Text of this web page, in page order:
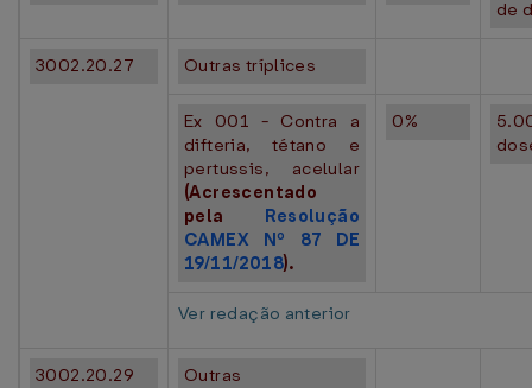
de
3002.20.27 Outras tríplices
Ex 001 - Contra a
difteria, tétano e
pertussis, acelular
(Acrescentado
pela Resolução
CAMEX Nº 87 DE
19/11/2018).
0%
Ver redação anterior
3002.20.29 Outras